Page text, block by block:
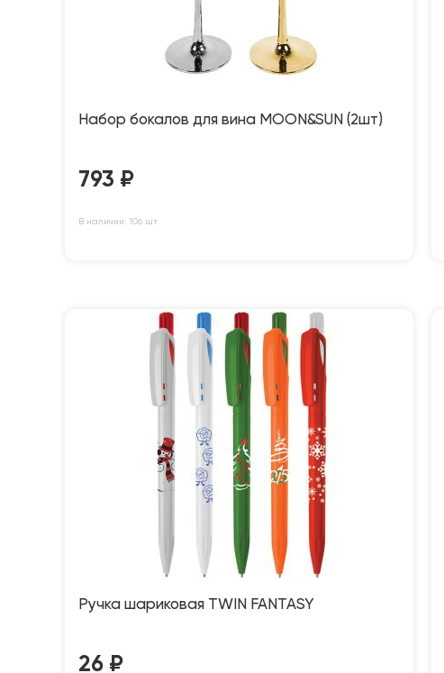
Набор бокалов для вина MOON&SUN (2шт)
793 ₽
В наличии: 106 шт
Ручка шариковая TWIN FANTASY
26 ₽